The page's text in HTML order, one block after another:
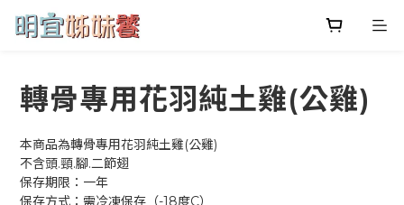
轉骨專用花羽純土雞(公雞)
本商品為轉骨專用花羽純土雞(公雞)
不含頭.頸.腳.二節翅
保存期限：一年
保存方式：需冷凍保存（-18度C）